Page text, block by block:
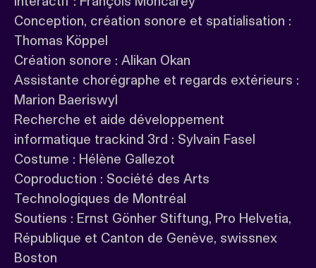
Conception, création sonore et spatialisation :
Thomas Köppel
Création sonore : Alikan Okan
Assistante chorégraphe et regards extérieurs :
Marion Baeriswyl
Recherche et aide développement
informatique trackind 3rd : Sylvain Fasel
Costume : Hélène Gallezot
Coproduction : Société des Arts
Technologiques de Montréal
Soutiens : Ernst Gönher Stiftung, Pro Helvetia,
République et Canton de Genève, swissnex
Boston